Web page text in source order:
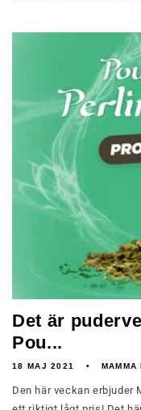
Det är
Pou...
18 MAJ 2021 MAMMA
Den här veckan erbjuder